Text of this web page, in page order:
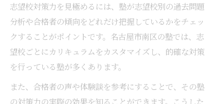
志望校対策力を見極めるには、塾が志望校別の過去問題
分析や合格者の傾向をどれだけ把握しているかをチェッ
クすることがポイントです。名古屋市南区の塾では、志
望校ごとにカリキュラムをカスタマイズし、的確な対策
を行っている塾が多くあります。
また、合格者の声や体験談を参考にすることで、その塾
の対策力の実際の効果を知ることができます。こうした